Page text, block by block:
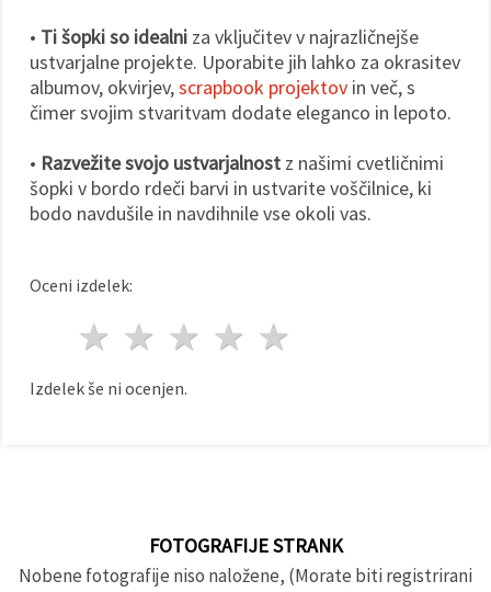
• Ti šopki so idealni za vključitev v najrazličnejše
ustvarjalne projekte. Uporabite jih lahko za okrasitev
albumov, okvirjev,scrapbook projektov in več, s
čimer svojim stvaritvam dodate eleganco in lepoto.
• Razvežite svojo ustvarjalnost z našimi cvetličnimi
šopki v bordo rdeči barvi in ustvarite voščilnice, ki
bodo navdušile in navdihnile vse okoli vas.
Oceni izdelek:
4 zvezde
3 zvezde
2 zvezde
1 zvezda
Izdelek še ni ocenjen.
FOTOGRAFIJE STRANK
Nobene fotografije niso naložene, (Morate biti registrirani